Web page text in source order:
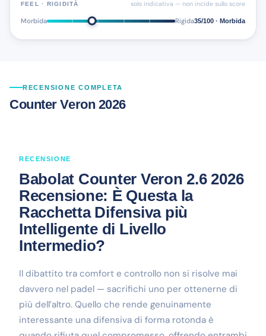
FEEL · RIGIDITÀ solo indicativa — non incide sullo score
Morbida Rigida35/100 · Morbida
RECENSIONE COMPLETA
Counter Veron 2026
RECENSIONE
Babolat Counter Veron 2.6 2026
Recensione: È Questa la
Racchetta Difensiva più
Intelligente di Livello
Intermedio?
Il dibattito tra comfort e controllo non si risolve mai
davvero nel padel — sacrifichi uno per ottenerne di
più dell’altro. Quello che rende genuinamente
interessante una difensiva di forma rotonda è